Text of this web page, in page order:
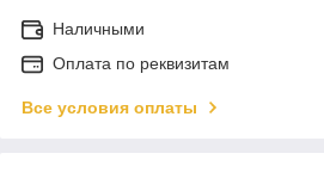
Наличными
Оплата по реквизитам
Все условия оплаты